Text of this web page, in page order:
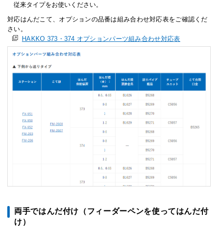
従来タイプをお使いください。
対応はんだこて、オプションの品番は組み合わせ対応表をご確認くだ
さい。
HAKKO 373・374 オプションパーツ組み合わせ対応表
両手ではんだ付け（フィーダーペンを使ってはんだ付
け）